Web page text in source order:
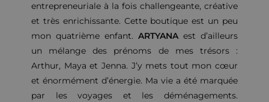
entrepreneuriale à la fois challengeante, créative
et très enrichissante. Cette boutique est un peu
mon quatrième enfant. ARTYANAest d’ailleurs
un mélange des prénoms de mes trésors :
Arthur, Maya et Jenna. J’y mets tout mon cœur
et énormément d’énergie. Ma vie a été marquée
par les voyages et les déménagements.